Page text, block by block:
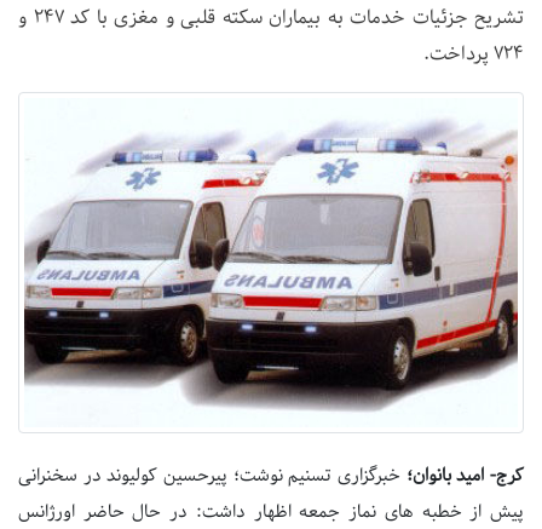
تشریح جزئیات خدمات به بیماران سکته قلبی و مغزی با کد ۲۴۷ و
۷۲۴ پرداخت.
کرج- امید بانوان؛ خبرگزاری تسنیم نوشت؛ پیرحسین کولیوند در سخنرانی
پیش از خطبه های نماز جمعه اظهار داشت: در حال حاضر اورژانس